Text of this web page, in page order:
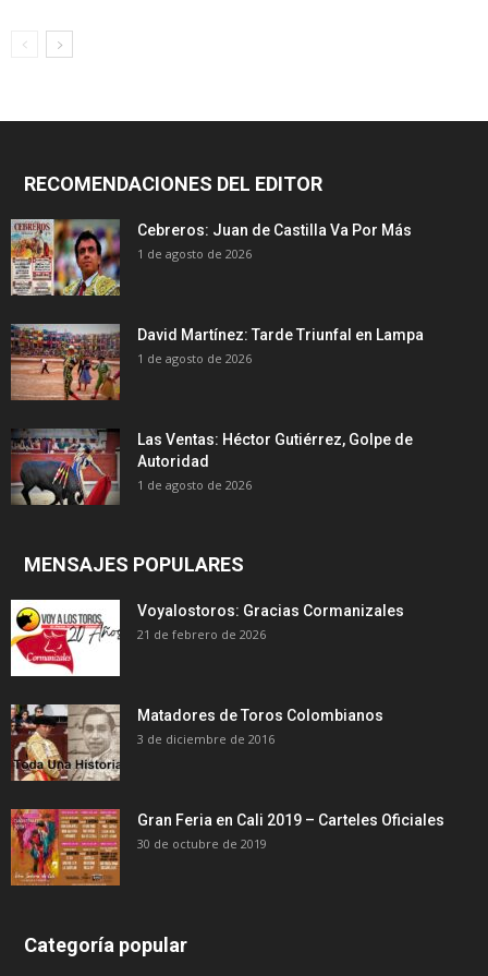
RECOMENDACIONES DEL EDITOR
Cebreros: Juan de Castilla Va Por Más
1 de agosto de 2026
David Martínez: Tarde Triunfal en Lampa
1 de agosto de 2026
Las Ventas: Héctor Gutiérrez, Golpe de
Autoridad
1 de agosto de 2026
MENSAJES POPULARES
Voyalostoros: Gracias Cormanizales
21 de febrero de 2026
Matadores de Toros Colombianos
3 de diciembre de 2016
Gran Feria en Cali 2019 – Carteles Oficiales
30 de octubre de 2019
Categoría popular